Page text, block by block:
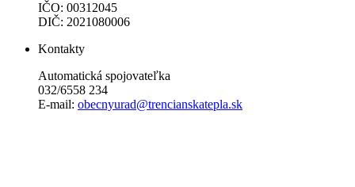
IČO: 00312045
DIČ: 2021080006
Kontakty
Automatická spojovateľka
032/6558 234
E-mail: obecnyurad@trencianskatepla.sk